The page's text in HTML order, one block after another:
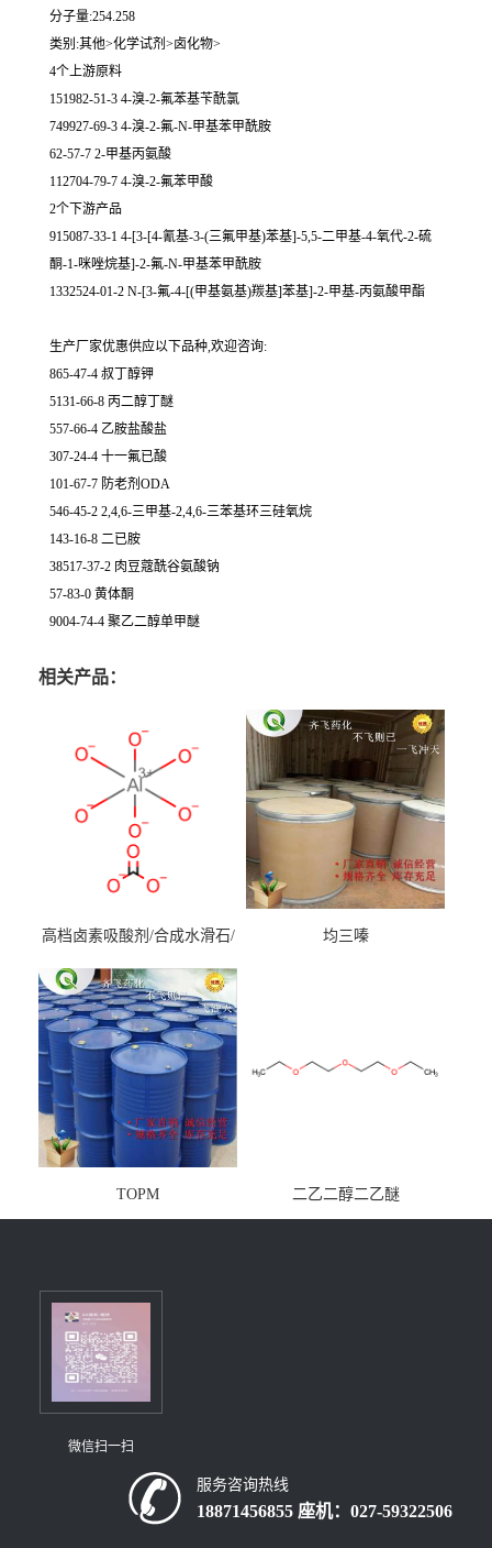
分子量:254.258
类别:其他>化学试剂>卤化物>
4个上游原料
151982-51-3 4-溴-2-氟苯基苄酰氯
749927-69-3 4-溴-2-氟-N-甲基苯甲酰胺
62-57-7 2-甲基丙氨酸
112704-79-7 4-溴-2-氟苯甲酸
2个下游产品
915087-33-1 4-[3-[4-氰基-3-(三氟甲基)苯基]-5,5-二甲基-4-氧代-2-硫
酮-1-咪唑烷基]-2-氟-N-甲基苯甲酰胺
1332524-01-2 N-[3-氟-4-[(甲基氨基)羰基]苯基]-2-甲基-丙氨酸甲酯
生产厂家优惠供应以下品种,欢迎咨询:
865-47-4 叔丁醇钾
5131-66-8 丙二醇丁醚
557-66-4 乙胺盐酸盐
307-24-4 十一氟已酸
101-67-7 防老剂ODA
546-45-2 2,4,6-三甲基-2,4,6-三苯基环三硅氧烷
143-16-8 二已胺
38517-37-2 肉豆蔻酰谷氨酸钠
57-83-0 黄体酮
9004-74-4 聚乙二醇单甲醚
相关产品：
高档卤素吸酸剂/合成水滑石/
均三嗪
TOPM 二乙二醇二乙醚
微信扫一扫
服务咨询热线
18871456855 座机：027-59322506